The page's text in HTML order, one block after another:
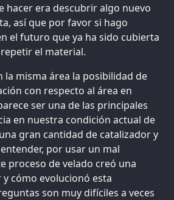
hacer era descubrir algo nuevo
así que por favor si hago
el futuro que ya ha sido cubierta
el material.
la misma área la posibilidad de
con respecto al área en
ser una de las principales
en nuestra condición actual de
gran cantidad de catalizador y
por usar un mal
proceso de velado creó una
cómo evolucionó esta
son muy difíciles a veces